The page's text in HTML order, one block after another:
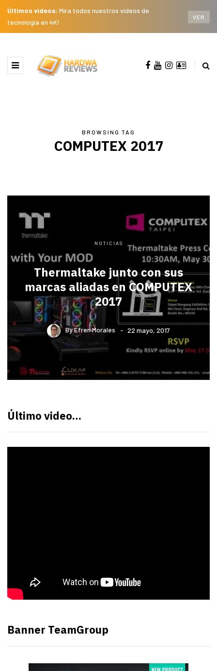
Últimos videos: Mira todos nuestros videos de
tecnología en 4K!
VER
BROWSING TAG
COMPUTEX 2017
NOTICIAS
Thermaltake junto con sus
marcas aliadas en COMPUTEX
2017
ByEfren Morales 22 mayo, 2017
Último video…
Banner TeamGroup